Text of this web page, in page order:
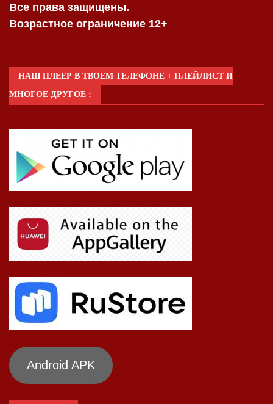
Все права защищены.
Возрастное ограничение 12+
НАШ ПЛЕЕР В ТВОЕМ ТЕЛЕФОНЕ + ПЛЕЙЛИСТ И
МНОГОЕ ДРУГОЕ :
Android APK